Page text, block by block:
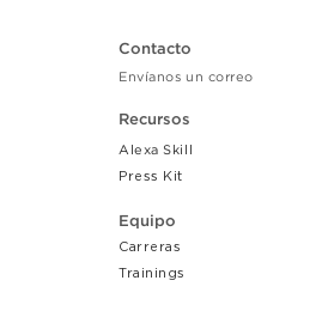
Contacto
Envíanos un correo
Recursos
Alexa Skill
Press Kit
Equipo
Carreras
Trainings